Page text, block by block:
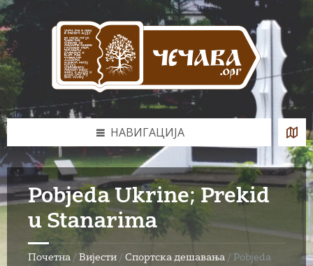
Skip
to
content
Skip
to
left
sidebar
Skip
to
footer
НАВИГАЦИЈА
Pobjeda Ukrine; Prekid
u Stanarima
Почетна / Вијести / Спортска дешавања / Pobjeda